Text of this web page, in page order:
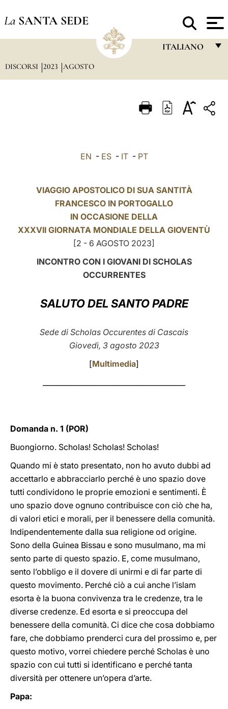
La SANTA SEDE
ITALIANO
ITALIANO
POLSKI
العربيّة
中文
DISCORSI 2023 AGOSTO
EN - ES- IT- PT
VIAGGIO APOSTOLICO DI SUA SANTITÀ
FRANCESCO IN PORTOGALLO
IN OCCASIONE DELLA
XXXVII GIORNATA MONDIALE DELLA GIOVENTÙ
[2 - 6 AGOSTO 2023]
INCONTRO CON I GIOVANI DI SCHOLAS
OCCURRENTES
SALUTO DEL SANTO PADRE
Sede di Scholas Occurentes di Cascais
Giovedì, 3 agosto 2023
[Multimedia]
Domanda n. 1 (POR)
Buongiorno. Scholas! Scholas! Scholas!
Quando mi è stato presentato, non ho avuto dubbi ad
accettarlo e abbracciarlo perché è uno spazio dove
tutti condividono le proprie emozioni e sentimenti. È
uno spazio dove ognuno contribuisce con ciò che ha,
di valori etici e morali, per il benessere della comunità.
Indipendentemente dalla sua religione od origine.
Sono della Guinea Bissau e sono musulmano, ma mi
sento parte di questo spazio. E, come musulmano,
sento l’obbligo e il dovere di unirmi e di far parte di
questo movimento. Perché ciò a cui anche l’islam
esorta è la buona convivenza tra le credenze, tra le
diverse credenze. Ed esorta e si preoccupa del
benessere della comunità. Ci dice che cosa dobbiamo
fare, che dobbiamo prenderci cura del prossimo e, per
questo motivo, vorrei chiedere perché Scholas è uno
spazio con cui tutti si identificano e perché tanta
diversità per ottenere un’opera d’arte.
Papa: